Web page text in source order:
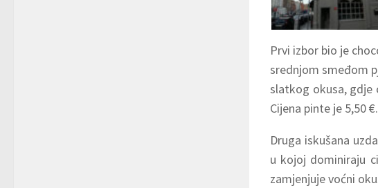
Black Sheep
Prvi izbor bio je
srednjom smeđom
slatkog okusa, gdje
Cijena pinte je 5,50 €.
Druga iskušana
u kojoj dominiraju
zamjenjuje voćni